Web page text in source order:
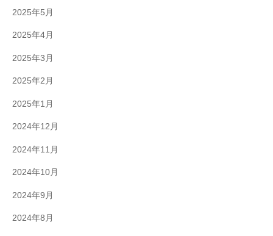
2025年5月
2025年4月
2025年3月
2025年2月
2025年1月
2024年12月
2024年11月
2024年10月
2024年9月
2024年8月